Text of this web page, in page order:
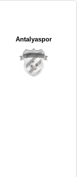
Antalyaspor